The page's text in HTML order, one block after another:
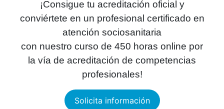
¡Consigue tu acreditación oficial y
conviértete en un profesional certificado en
atención sociosanitaria
con nuestro curso de 450 horas online por
la vía de acreditación de competencias
profesionales!
Solicita información